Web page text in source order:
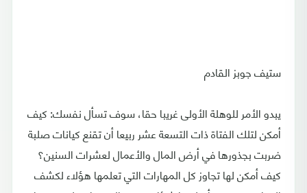
ستيف جوبز القادم
يبدو الأمر للوهلة الأولى غريبا حقا، سوف تسأل نفسك: كيف
أمكن لتلك الفتاة ذات التسعة عشر ربيعا أن تقنع كيانات صلبة
ضربت بجذورها في أرض المال والأعمال لعشرات السنين؟
كيف أمكن لها تجاوز كل المهارات التي تعلمها هؤلاء لكشف